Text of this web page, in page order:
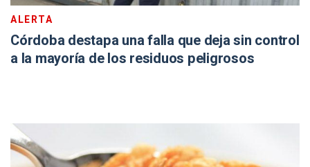
ALERTA
Córdoba destapa una falla que deja sin control
a la mayoría de los residuos peligrosos